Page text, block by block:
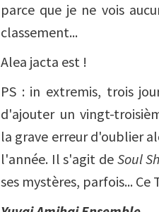
parce que je ne vois
classement...
Alea jacta est !
PS : in extremis, trois
d'ajouter un vingt-
la grave erreur d'oublier
l'année. Il s'agit de Soul
ses mystères, parfois...